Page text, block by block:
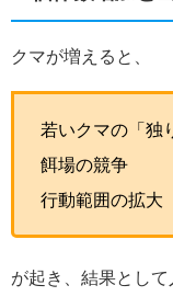
クマが増えると、
若いクマの「独
餌場の競争
行動範囲の拡大
が起き、結果として